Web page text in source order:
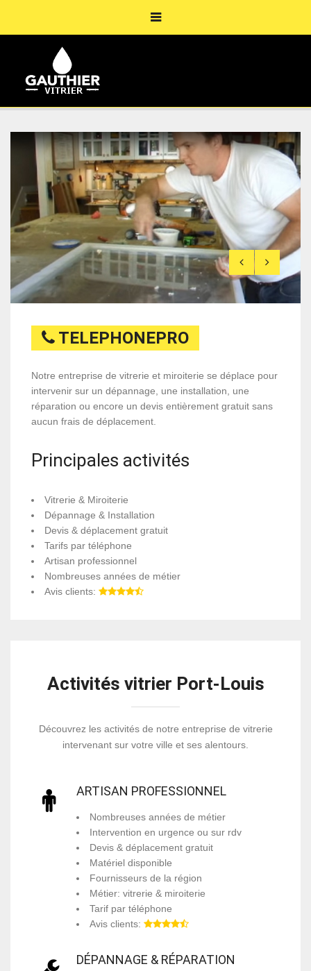
TELEPHONEPRO
Notre entreprise de vitrerie et miroiterie se déplace pour
intervenir sur un dépannage, une installation, une
réparation ou encore un devis entièrement gratuit sans
aucun frais de déplacement.
Principales activités
Vitrerie & Miroiterie
Dépannage & Installation
Devis & déplacement gratuit
Tarifs par téléphone
Artisan professionnel
Nombreuses années de métier
Avis clients:
Activités vitrier Port-Louis
Découvrez les activités de notre entreprise de vitrerie
intervenant sur votre ville et ses alentours.
ARTISAN PROFESSIONNEL
Nombreuses années de métier
Intervention en urgence ou sur rdv
Devis & déplacement gratuit
Matériel disponible
Fournisseurs de la région
Métier: vitrerie & miroiterie
Tarif par téléphone
Avis clients:
DÉPANNAGE & RÉPARATION